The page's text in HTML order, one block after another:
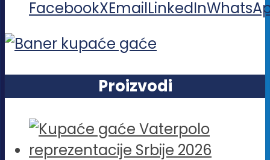
FacebookXEmailLinkedIn
Proizvodi